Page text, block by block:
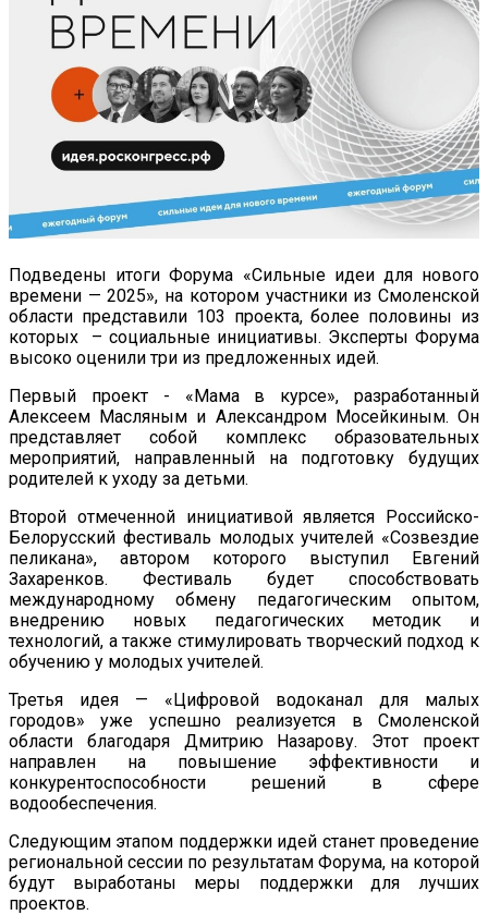
Подведены итоги Форума «Сильные идеи для нового
времени — 2025», на котором участники из Смоленской
области представили 103 проекта, более половины из
которых – социальные инициативы. Эксперты Форума
высоко оценили три из предложенных идей.
Первый проект - «Мама в курсе», разработанный
Алексеем Масляным и Александром Мосейкиным. Он
представляет собой комплекс образовательных
мероприятий, направленный на подготовку будущих
родителей к уходу за детьми.
Второй отмеченной инициативой является Российско-
Белорусский фестиваль молодых учителей «Созвездие
пеликана», автором которого выступил Евгений
Захаренков. Фестиваль будет способствовать
международному обмену педагогическим опытом,
внедрению новых педагогических методик и
технологий, а также стимулировать творческий подход к
обучению у молодых учителей.
Третья идея — «Цифровой водоканал для малых
городов» уже успешно реализуется в Смоленской
области благодаря Дмитрию Назарову. Этот проект
направлен на повышение эффективности и
конкурентоспособности решений в сфере
водообеспечения.
Следующим этапом поддержки идей станет проведение
региональной сессии по результатам Форума, на которой
будут выработаны меры поддержки для лучших
проектов.